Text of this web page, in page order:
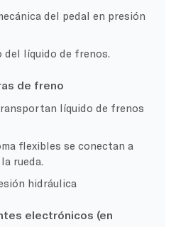
del pedal en presión
líquido de frenos.
de freno
líquido de frenos
flexibles se conectan a
rueda.
hidráulica
electrónicos (en